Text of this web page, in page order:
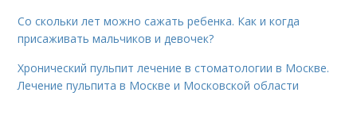
Со скольки лет можно сажать ребенка. Как и когда
присаживать мальчиков и девочек?
Хронический пульпит лечение в стоматологии в Москве.
Лечение пульпита в Москве и Московской области